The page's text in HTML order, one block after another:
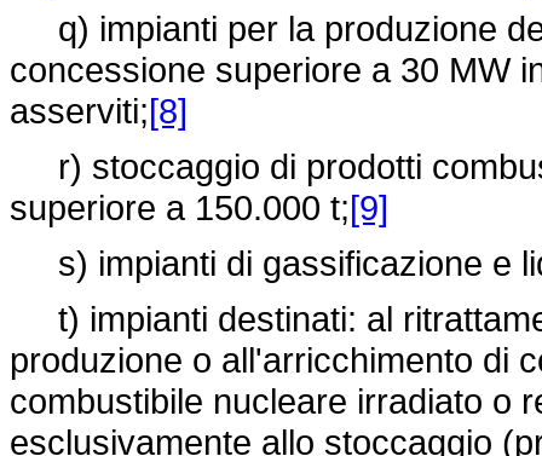
q) impianti per la produzione
concessione superiore a 30 MW
asserviti;[8]
r) stoccaggio di prodotti
superiore a 150.000 t;[9]
s) impianti di gassificazione e
t) impianti destinati: al
produzione o all'arricchimento di
combustibile nucleare irradiato o
esclusivamente allo stoccaggio